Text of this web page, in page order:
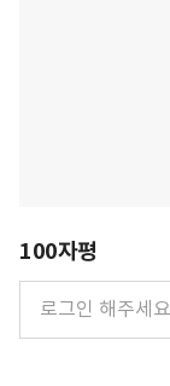
100자평